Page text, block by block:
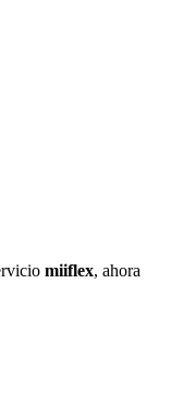
miiflex, ahora